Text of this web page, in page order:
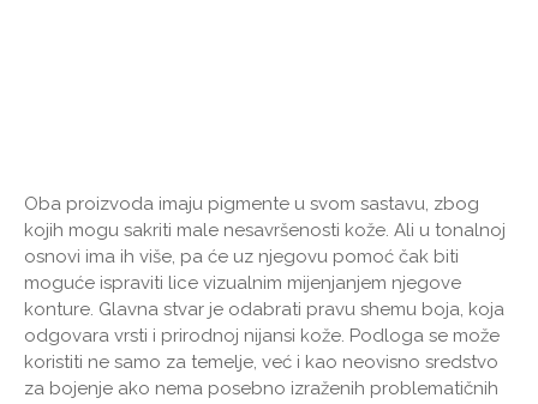
Oba proizvoda imaju pigmente u svom sastavu, zbog
kojih mogu sakriti male nesavršenosti kože. Ali u tonalnoj
osnovi ima ih više, pa će uz njegovu pomoć čak biti
moguće ispraviti lice vizualnim mijenjanjem njegove
konture. Glavna stvar je odabrati pravu shemu boja, koja
odgovara vrsti i prirodnoj nijansi kože. Podloga se može
koristiti ne samo za temelje, već i kao neovisno sredstvo
za bojenje ako nema posebno izraženih problematičnih